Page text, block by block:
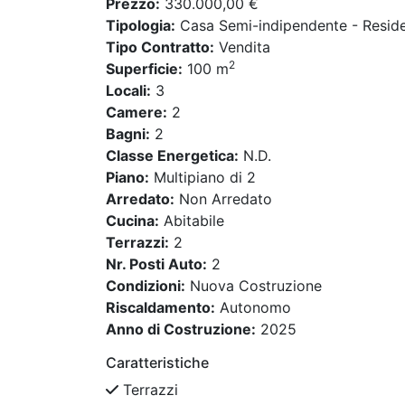
Prezzo: 330.000,00 €
Tipologia: Casa Semi-indipendente -
Tipo Contratto: Vendita
Superficie: 100 m2
Locali: 3
Camere: 2
Bagni: 2
Classe Energetica: N.D.
Piano: Multipiano di 2
Arredato: Non Arredato
Cucina: Abitabile
Terrazzi: 2
Nr. Posti Auto: 2
Condizioni: Nuova Costruzione
Riscaldamento: Autonomo
Anno di Costruzione: 2025
Caratteristiche
Terrazzi